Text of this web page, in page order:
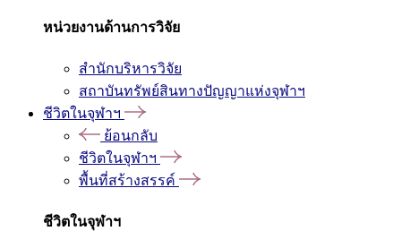
หน่วยงานด้านการวิจัย
สำนักบริหารวิจัย
สถาบันทรัพย์สินทางปัญญาแห่งจุฬาฯ
ชีวิตในจุฬาฯ
ย้อนกลับ
ชีวิตในจุฬาฯ
พื้นที่สร้างสรรค์
ชีวิตในจุฬาฯ